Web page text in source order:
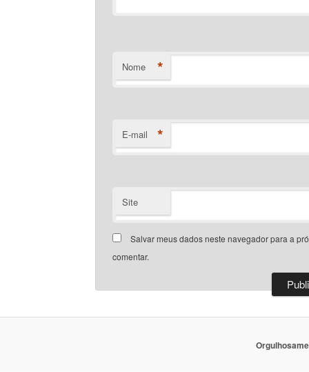
Nome *
E-mail *
Site
Salvar meus dados neste navegador para a
comentar.